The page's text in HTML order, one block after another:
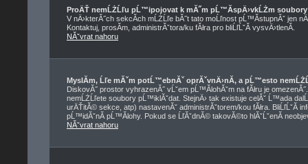
ProÄŤ nemĹŻĹľu pĹ™ipojovat k mĂ˝m pĹ™Ă­spÄ›vkĹŻm
V nÄ›kterĂ˝ch sekcĂ­ch mĹŻĹľe bĂ˝t tato moĹľnost pĹ™Ă­stupnĂˇ jen
Kontaktuj, prosĂ­m, administrĂˇtora/ku fĂłra pro bliĹľĹˇĂ­ vysvÄ›tlenĂ­.
NĂˇvrat nahoru
MyslĂ­m, Ĺľe mĂˇm potĹ™ebnĂˇ oprĂˇvnÄ›nĂ­, a pĹ™esto
DiskovĂ˝ prostor vyhrazenĂ˝ vĹˇem pĹ™Ă­lohĂˇm na fĂłru je
nemĹŻĹľete soubory pĹ™iklĂˇdat. StejnÄ› tak existuje celĂˇ Ĺ™ada
urÄŤitĂ© sekce, atp) nastavenĂˇ administrĂˇtorem/kou fĂłra. BliĹľĹˇĂ­
pĹ™idĂˇnĂ­ pĹ™Ă­lohy. Pokud se ĹľĂˇdnĂ© takovĂ©to hlĂˇĹˇenĂ­
NĂˇvrat nahoru